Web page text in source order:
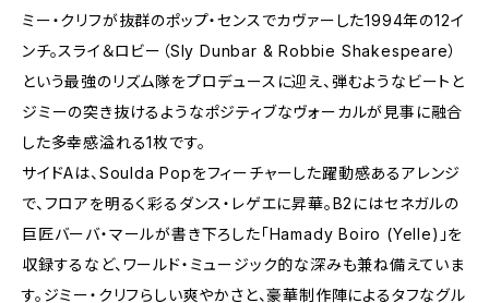
ミー・クリフが抜群のポップ・センスでカヴァーした1994年の12イ
ンチ。スライ＆ロビー（Sly Dunbar & Robbie Shakespeare）
という最強のリズム隊をプロデュースに迎え、弾むようなビートと
ジミーの突き抜けるようなポジティブなヴォーカルが見事に融合
した多幸感溢れる1枚です。
サイドAは、Soulda Popをフィーチャーした躍動感あるアレンジ
で、フロアを明るく彩るダンス・レゲエに昇華。B2にはセネガルの
巨匠バーバ・マールが書き下ろした「Hamady Boiro (Yelle)」を
収録するなど、ワールド・ミュージック的な深みも兼ね備えていま
す。ジミー・クリフらしい爽やかさと、豪華制作陣によるタフなグル